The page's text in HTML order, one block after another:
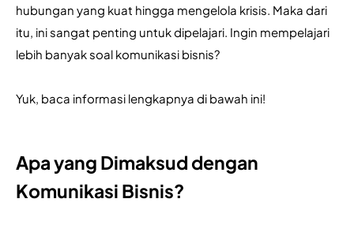
hubungan yang kuat hingga mengelola krisis. Maka dari
itu, ini sangat penting untuk dipelajari. Ingin mempelajari
lebih banyak soal komunikasi bisnis?
Yuk, baca informasi lengkapnya di bawah ini!
Apa yang Dimaksud dengan
Komunikasi Bisnis?